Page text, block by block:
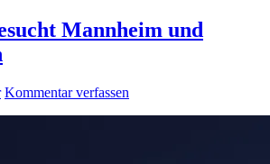
Mannheim und
Kommentar verfassen